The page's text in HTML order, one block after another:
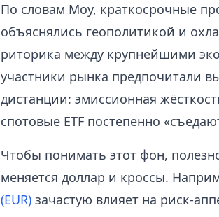
По словам Моу, краткосрочные
объяснялись геополитикой и
риторика между крупнейшими
участники рынка предпочитали
дистанции: эмиcсионная
спотовые ETF постепенно
Чтобы понимать этот фон,
меняется доллар и кроссы.
(EUR)зачастую влияет на риск-